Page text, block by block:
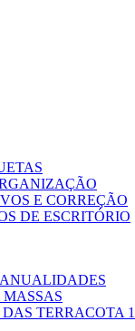
E CORREÇÃO
DE ESCRITÓRIO
DAS TERRACOTA